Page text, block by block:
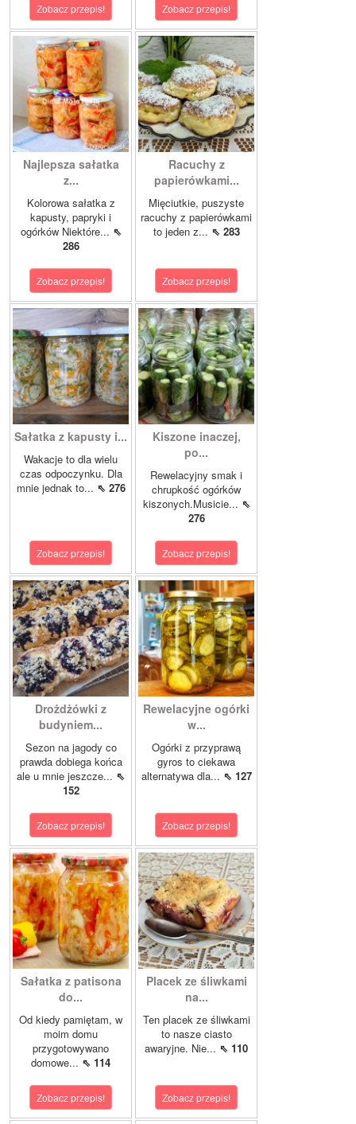
Zobacz przepis! Zobacz przepis!
Najlepsza sałatka
z...
Kolorowa sałatka z
kapusty, papryki i
ogórków Niektóre... ⇖
286
Zobacz przepis!
Racuchy z
papierówkami...
Mięciutkie, puszyste
racuchy z papierówkami
to jeden z... ⇖ 283
Zobacz przepis!
Sałatka z kapusty i...
Wakacje to dla wielu
czas odpoczynku. Dla
mnie jednak to... ⇖ 276
Zobacz przepis!
Kiszone inaczej,
po...
Rewelacyjny smak i
chrupkość ogórków
kiszonych.Musicie... ⇖
276
Zobacz przepis!
Drożdżówki z
budyniem...
Sezon na jagody co
prawda dobiega końca
ale u mnie jeszcze... ⇖
152
Zobacz przepis!
Rewelacyjne ogórki
w...
Ogórki z przyprawą
gyros to ciekawa
alternatywa dla... ⇖ 127
Zobacz przepis!
Sałatka z patisona
do...
Od kiedy pamiętam, w
moim domu
przygotowywano
domowe... ⇖ 114
Zobacz przepis!
Placek ze śliwkami
na...
Ten placek ze śliwkami
to nasze ciasto
awaryjne. Nie... ⇖ 110
Zobacz przepis!